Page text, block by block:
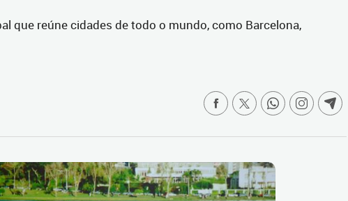
que reúne cidades de todo o mundo, como Barcelona,